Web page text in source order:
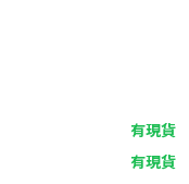
有現貨
有現貨